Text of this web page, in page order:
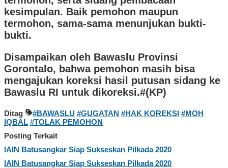
kesimpulan. Baik pemohon maupun
termohon, sama-sama menunjukan bukti-
bukti.
Disampaikan oleh Bawaslu Provinsi
Gorontalo, bahwa pemohon masih bisa
mengajukan koreksi hasil putusan sidang ke
Bawaslu RI untuk dikoreksi.#(KP)
Ditag #BAWASLU #GUGATAN #HAK KOREKSI #MOH
IQBAL #TOLAK PEMOHON
Posting Terkait
IAIN Batusangkar Siap Sukseskan Pilkada 2020
IAIN Batusangkar Siap Sukseskan Pilkada 2020